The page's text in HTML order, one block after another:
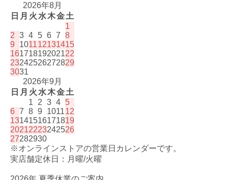
2026年8月
日 月 火 水木金土
1
2 3 4 5 6 7 8
9
101112131415
16171819202122
23242526272829
3031
2026年9月
日 月 火 水木金土
1
2 3 4 5
6 7 8 9 101112
13141516171819
20212223242526
27282930
※オンラインストアの営業日カレンダーです。
実店舗定休日：月曜/火曜